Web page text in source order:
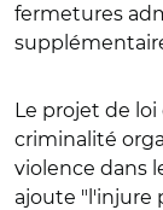
fermetures
Le projet de
criminalité
violence dans
ajoute "l'injure